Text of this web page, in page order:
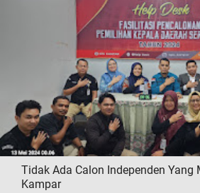
Tidak Ada Calon Independen Yang
Kampar